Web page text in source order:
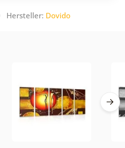
Hersteller: Dovido